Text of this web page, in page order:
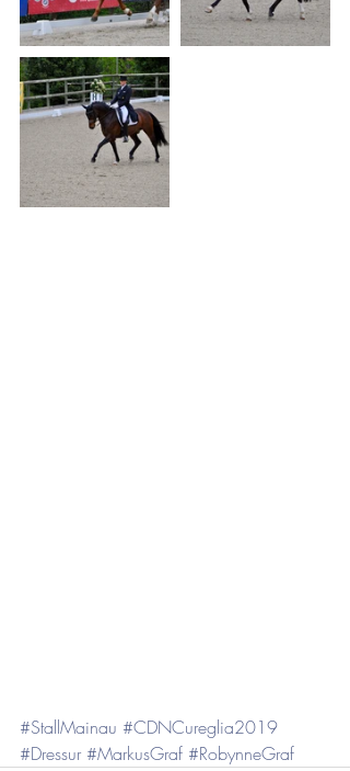
#StallMainau #CDNCureglia2019
#Dressur #MarkusGraf #RobynneGraf